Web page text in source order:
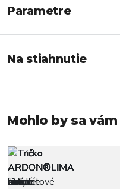
Parametre
Na stiahnutie
Mohlo by sa